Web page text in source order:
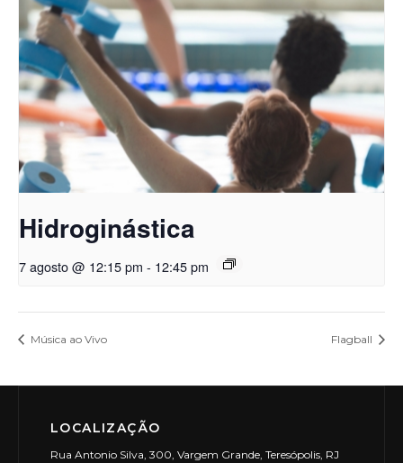
Hidroginástica
7 agosto @ 12:15 pm - 12:45 pm
Música ao Vivo Flagball
LOCALIZAÇÃO
Rua Antonio Silva, 300, Vargem Grande, Teresópolis, RJ